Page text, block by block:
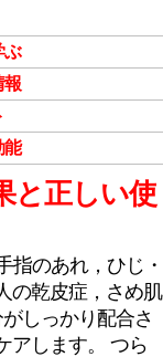
ぶ
報
能
と正しい使
指のあれ，ひじ・
の乾皮症，さめ肌
しっかり配合さ
アします。 つら